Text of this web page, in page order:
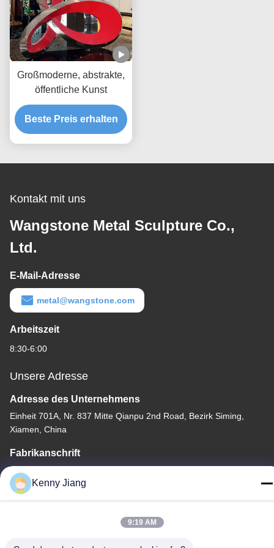
Großmoderne, abstrakte,
öffentliche Kunst
Beste Preis erhalten
Kontakt mit uns
Wangstone Metal Sculpture Co.,
Ltd.
E-Mail-Adresse
metal@wangstone.com
Arbeitszeit
8:30-6:00
Unsere Adresse
Adresse des Unternehmens
Einheit 701A, Nr. 837 Mitte Qianpu 2nd Road, Bezirk Siming,
Xiamen, China
Fabrikanschrift
Nr. 72, Yongjun Road, Dorf Wufeng, Stadt Chongwu, Quanzhou,
Fujian, China
Kenny Jiang
9:19 AM